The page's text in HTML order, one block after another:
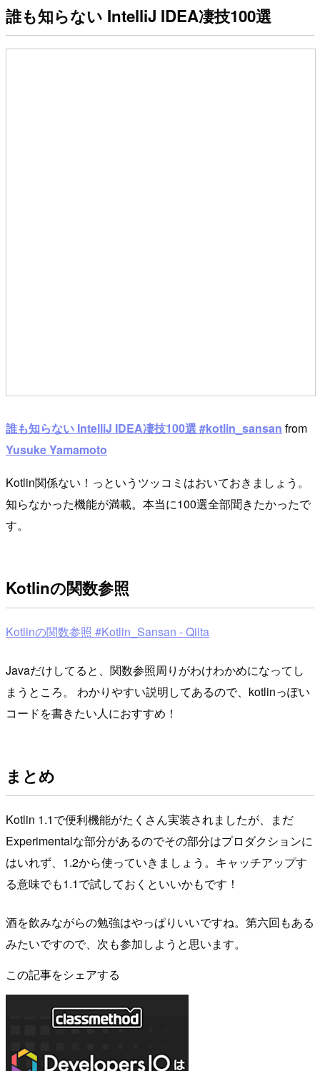
誰も知らない IntelliJ IDEA凄技100選
誰も知らない IntelliJ IDEA凄技100選 #kotlin_sansan from
Yusuke Yamamoto
Kotlin関係ない！っというツッコミはおいておきましょう。
知らなかった機能が満載。本当に100選全部聞きたかったで
す。
Kotlinの関数参照
Kotlinの関数参照 #Kotlin_Sansan - Qiita
Javaだけしてると、関数参照周りがわけわかめになってし
まうところ。 わかりやすい説明してあるので、kotlinっぽい
コードを書きたい人におすすめ！
まとめ
Kotlin 1.1で便利機能がたくさん実装されましたが、まだ
Experimentalな部分があるのでその部分はプロダクションに
はいれず、1.2から使っていきましょう。キャッチアップす
る意味でも1.1で試しておくといいかもです！
酒を飲みながらの勉強はやっぱりいいですね。第六回もある
みたいですので、次も参加しようと思います。
この記事をシェアする